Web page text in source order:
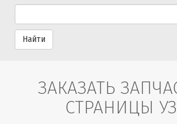
Найти
ЗАКАЗАТЬ
СТРАНИЦЫ